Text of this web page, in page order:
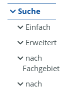
Suche
Einfach
Erweitert
nach
Fachgebiet
nach